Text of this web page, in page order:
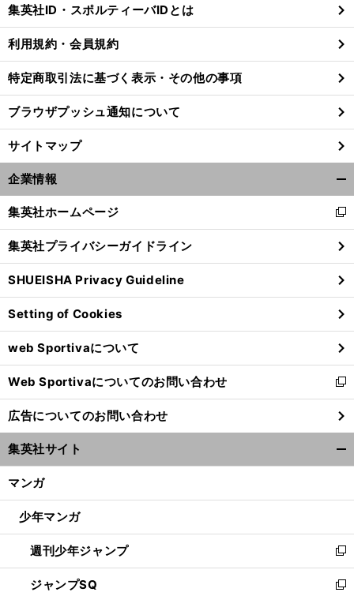
る
集英社ID・スポルティーバIDとは
利用規約・会員規約
特定商取引法に基づく表示・その他の事項
ブラウザプッシュ通知について
サイトマップ
企業情報
閉
る
集英社ホームページ
新
し
い
ウ
ィ
ン
ド
ウ
で
開
く
集英社プライバシーガイドライン
SHUEISHA Privacy Guideline
Setting of Cookies
web Sportivaについて
Web Sportivaについてのお問い合わせ
新
し
い
ウ
ィ
ン
ウ
開
く
広告についてのお問い合わせ
集英社サイト
マンガ
少年マンガ
週刊少年ジャンプ
新
し
い
ジャンプSQ
新